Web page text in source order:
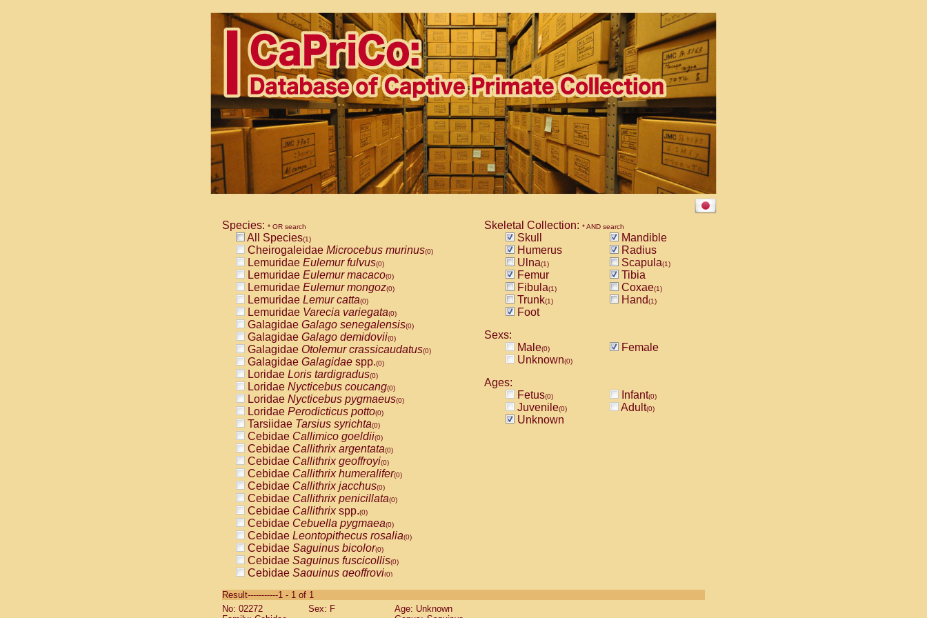
Species: * OR search
All Species(1)
Cheirogaleidae Microcebus murinus(0)
Lemuridae Eulemur fulvus(0)
Lemuridae Eulemur macaco(0)
Lemuridae Eulemur mongoz(0)
Lemuridae Lemur catta(0)
Lemuridae Varecia variegata(0)
Galagidae Galago senegalensis(0)
Galagidae Galago demidovii(0)
Galagidae Otolemur crassicaudatus(0)
Galagidae Galagidae spp.(0)
Loridae Loris tardigradus(0)
Loridae Nycticebus coucang(0)
Loridae Nycticebus pygmaeus(0)
Loridae Perodicticus potto(0)
Tarsiidae Tarsius syrichta(0)
Cebidae Callimico goeldii(0)
Cebidae Callithrix argentata(0)
Cebidae Callithrix geoffroyi(0)
Cebidae Callithrix humeralifer(0)
Cebidae Callithrix jacchus(0)
Cebidae Callithrix penicillata(0)
Cebidae Callithrixspp.(0)
Cebidae Cebuella pygmaea(0)
Cebidae Leontopithecus rosalia(0)
Cebidae Saguinus bicolor(0)
Cebidae Saguinus fuscicollis(0)
Cebidae Saguinus geoffroyi(0)
CebidaeSaguinus labiatus(0)
Cebidae Saguinus leucopus (0)
Skeletal Collection: * AND search
Skull
Mandible
Humerus
Radius
Ulna(1) Scapula(1)
Femur
Tibia
Fibula(1) Coxae(1)
Trunk(1) Hand(1)
Foot
Sexs:
Male(0)
Female
Unknown(0)
Ages:
Fetus(0) Infant(0)
Juvenile(0) Adult(0)
Unknown
Result-----------1 - 1 of 1
No: 02272
Sex: F
Age: Unknown